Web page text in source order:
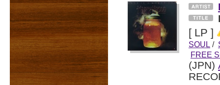
[ LP ]
SOUL /
FREE
(JPN)